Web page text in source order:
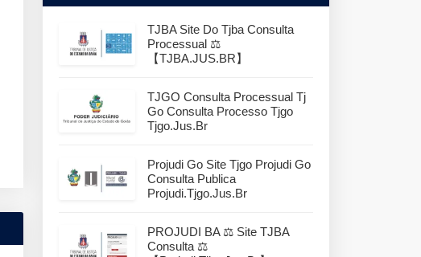
TJBA Site Do Tjba Consulta
Processual ⚖️
【TJBA.JUS.BR】
TJGO Consulta Processual Tj
Go Consulta Processo Tjgo
Tjgo.jus.br
Projudi Go Site Tjgo Projudi Go
Consulta Publica
Projudi.tjgo.jus.br
PROJUDI BA ⚖️ Site TJBA
Consulta ⚖️